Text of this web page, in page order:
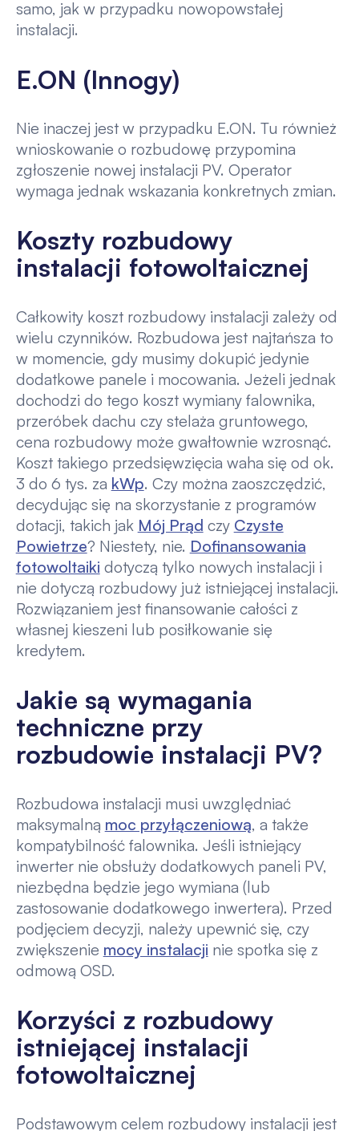
samo, jak w przypadku nowopowstałej
instalacji.
E.ON (Innogy)
Nie inaczej jest w przypadku E.ON. Tu również
wnioskowanie o rozbudowę przypomina
zgłoszenie nowej instalacji PV. Operator
wymaga jednak wskazania konkretnych zmian.
Koszty rozbudowy
instalacji fotowoltaicznej
Całkowity koszt rozbudowy instalacji zależy od
wielu czynników. Rozbudowa jest najtańsza to
w momencie, gdy musimy dokupić jedynie
dodatkowe panele i mocowania. Jeżeli jednak
dochodzi do tego koszt wymiany falownika,
przeróbek dachu czy stelaża gruntowego,
cena rozbudowy może gwałtownie wzrosnąć.
Koszt takiego przedsięwzięcia waha się od ok.
3 do 6 tys. za kWp. Czy można zaoszczędzić,
decydując się na skorzystanie z programów
dotacji, takich jak Mój Prąd czy Czyste
Powietrze? Niestety, nie. Dofinansowania
fotowoltaiki dotyczą tylko nowych instalacji i
nie dotyczą rozbudowy już istniejącej instalacji.
Rozwiązaniem jest finansowanie całości z
własnej kieszeni lub posiłkowanie się
kredytem.
Jakie są wymagania
techniczne przy
rozbudowie instalacji PV?
Rozbudowa instalacji musi uwzględniać
maksymalną moc przyłączeniową, a także
kompatybilność falownika. Jeśli istniejący
inwerter nie obsłuży dodatkowych paneli PV,
niezbędna będzie jego wymiana (lub
zastosowanie dodatkowego inwertera). Przed
podjęciem decyzji, należy upewnić się, czy
zwiększenie mocy instalacji nie spotka się z
odmową OSD.
Korzyści z rozbudowy
istniejącej instalacji
fotowoltaicznej
Podstawowym celem rozbudowy instalacji jest